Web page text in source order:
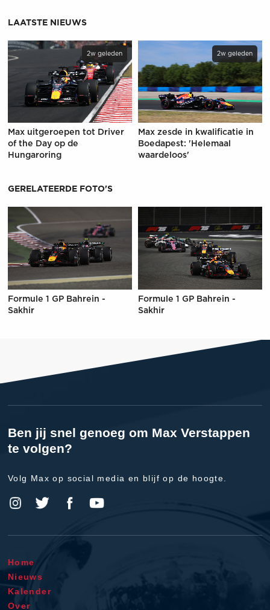
LAATSTE NIEUWS
2w geleden
Max uitgeroepen tot Driver
of the Day op de
Hungaroring
2w geleden
Max zesde in kwalificatie in
Boedapest: 'Helemaal
waardeloos'
GERELATEERDE FOTO'S
Formule 1 GP Bahrein -
Sakhir
Formule 1 GP Bahrein -
Sakhir
Ben jij snel genoeg om Max Verstappen
te volgen?
Volg Max op social media en blijf op de hoogte.
Home
Nieuws
Kalender
Over